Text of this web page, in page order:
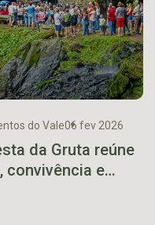
do Vale06 fev 2026
da Gruta reúne
convivência e